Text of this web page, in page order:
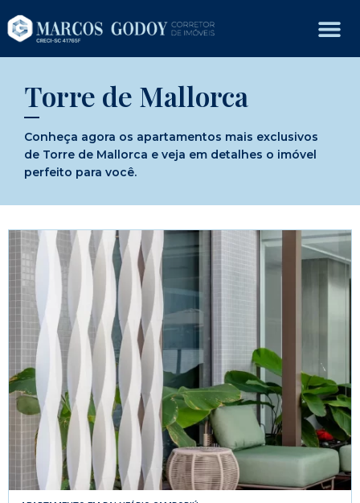
Torre de Mallorca
Conheça agora os apartamentos mais exclusivos
de Torre de Mallorca e veja em detalhes o imóvel
perfeito para você.